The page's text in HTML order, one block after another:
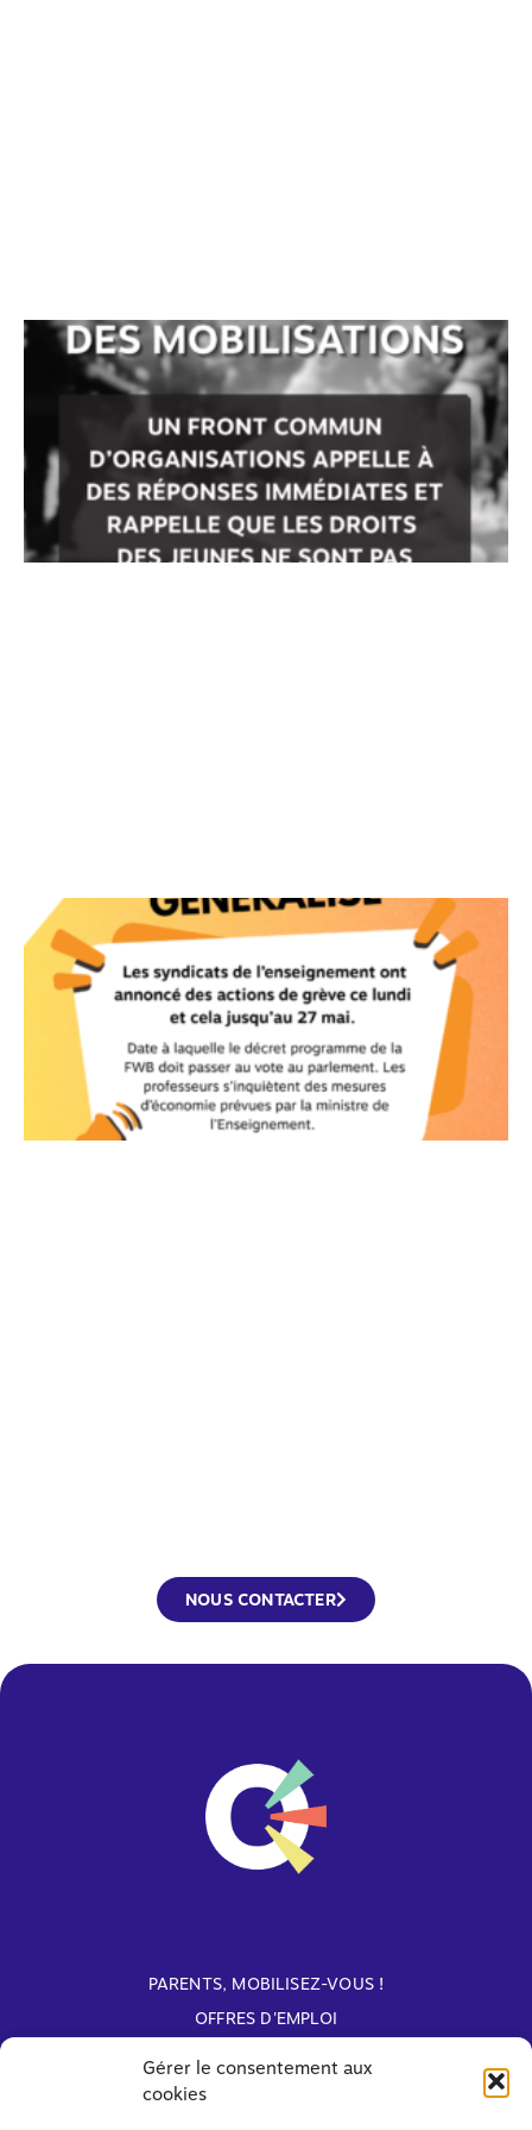
Gérer le consentement aux
cookies
NOUS CONTACTER
PARENTS, MOBILISEZ-VOUS !
OFFRES D'EMPLOI